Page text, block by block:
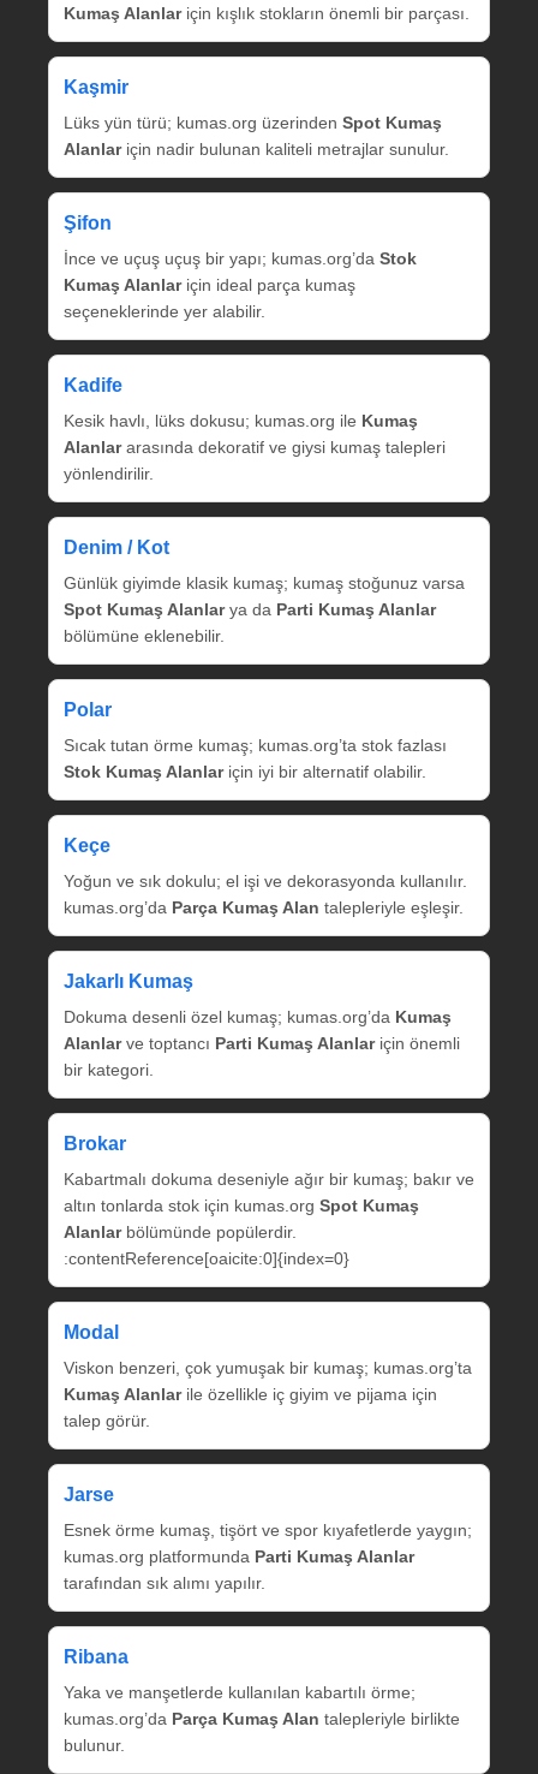
Kumaş Alanlariçin kışlık stokların önemli bir parçası.
Kaşmir
Lüks yün türü; kumas.org üzerinden Spot Kumaş
Alanlariçin nadir bulunan kaliteli metrajlar sunulur.
Şifon
İnce ve uçuş uçuş bir yapı; kumas.org’da Stok
Kumaş Alanlariçin ideal parça kumaş
seçeneklerinde yer alabilir.
Kadife
Kesik havlı, lüks dokusu; kumas.org ile Kumaş
Alanlararasında dekoratif ve giysi kumaş talepleri
yönlendirilir.
Denim / Kot
Günlük giyimde klasik kumaş; kumaş stoğunuz varsa
Spot Kumaş Alanlarya da Parti Kumaş Alanlar
bölümüne eklenebilir.
Polar
Sıcak tutan örme kumaş; kumas.org’ta stok fazlası
Stok Kumaş Alanlariçin iyi bir alternatif olabilir.
Keçe
Yoğun ve sık dokulu; el işi ve dekorasyonda kullanılır.
kumas.org’da Parça Kumaş Alan talepleriyle eşleşir.
Jakarlı Kumaş
Dokuma desenli özel kumaş; kumas.org’da Kumaş
Alanlarve toptancı Parti Kumaş Alanlariçin önemli
bir kategori.
Brokar
Kabartmalı dokuma deseniyle ağır bir kumaş; bakır ve
altın tonlarda stok için kumas.org Spot Kumaş
Alanlarbölümünde popülerdir.
:contentReference[oaicite:0]{index=0}
Modal
Viskon benzeri, çok yumuşak bir kumaş; kumas.org’ta
Kumaş Alanlarile özellikle iç giyim ve pijama için
talep görür.
Jarse
Esnek örme kumaş, tişört ve spor kıyafetlerde yaygın;
kumas.org platformunda Parti Kumaş Alanlar
tarafından sık alımı yapılır.
Ribana
Yaka ve manşetlerde kullanılan kabartılı örme;
kumas.org’da Parça Kumaş Alan talepleriyle birlikte
bulunur.